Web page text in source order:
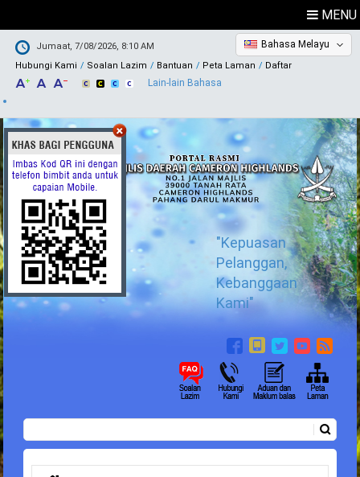
MENU
Jumaat, 7/08/2026, 8:10 AM
Hubungi Kami
Soalan Lazim Bantuan Peta Laman Daftar
Bahasa Melayu
Lain-lain Bahasa
"Kepuasan
Pelanggan,
Kebanggaan
Kami"
Borang carian